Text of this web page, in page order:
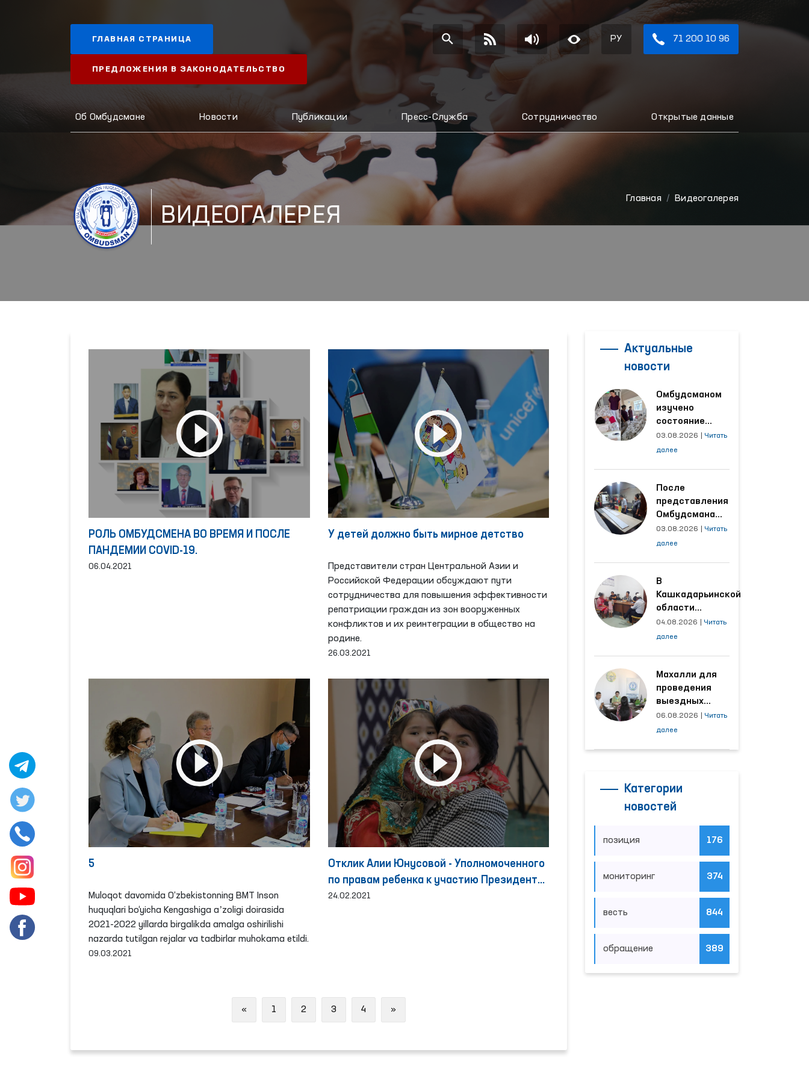
ГЛАВНАЯ СТРАНИЦА
ПРЕДЛОЖЕНИЯ В ЗАКОНОДАТЕЛЬСТВО
РУ 71 200 10 96
Об Омбудсмане Новости Публикации Пресс-Служба Сотрудничество Открытые данные
ВИДЕОГАЛЕРЕЯ
Главная Видеогалерея
РОЛЬ ОМБУДСМЕНА ВО ВРЕМЯ И ПОСЛЕ
ПАНДЕМИИ COVID-19.
06.04.2021
У детей должно быть мирное детство
Представители стран Центральной Азии и
Российской Федерации обсуждают пути
сотрудничества для повышения эффективности
репатриации граждан из зон вооруженных
конфликтов и их реинтеграции в общество на
родине.
26.03.2021
5
Muloqot davomida O‘zbekistonning BMT Inson
huquqlari bo‘yicha Kengashiga aʼzoligi doirasida
2021-2022 yillarda birgalikda amalga oshirilishi
nazarda tutilgan rejalar va tadbirlar muhokama etildi.
09.03.2021
Отклик Алии Юнусовой - Уполномоченного
по правам ребенка к участию Президента
на 46-й сессии Совета по правам человека
24.02.2021
« Previous
1 2 3 4 »
Актуальные
новости
Омбудсманом
изучено
состояние
женщины,
пострадавшей от
области
03.08.2026
Читать
далее
После
представления
Омбудсмана
улучшены
условия на
трудятся
осуждённые
03.08.2026
Читать
далее
В
Кашкадарьинской
области
налажена
адресная работа
наибольшее
количество
обращений
04.08.2026
Читать
далее
Махалли для
проведения
выездных
приёмов
определяются
06.08.2026
Читать
далее
Категории
новостей
позиция 176
мониторинг 374
весть 844
обращение 389